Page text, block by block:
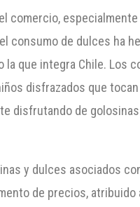
comercio,
consumo de dulces ha
que integra Chile. Los
disfrazados que
disfrutando de
y dulces asociados
de precios, atribuido